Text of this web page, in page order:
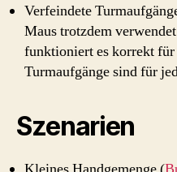
Verfeindete
Maus trotzdem
funktioniert es korrekt für
Turmaufgänge sind für
Szenarien